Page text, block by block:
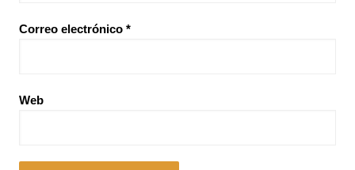
Correo electrónico *
Web